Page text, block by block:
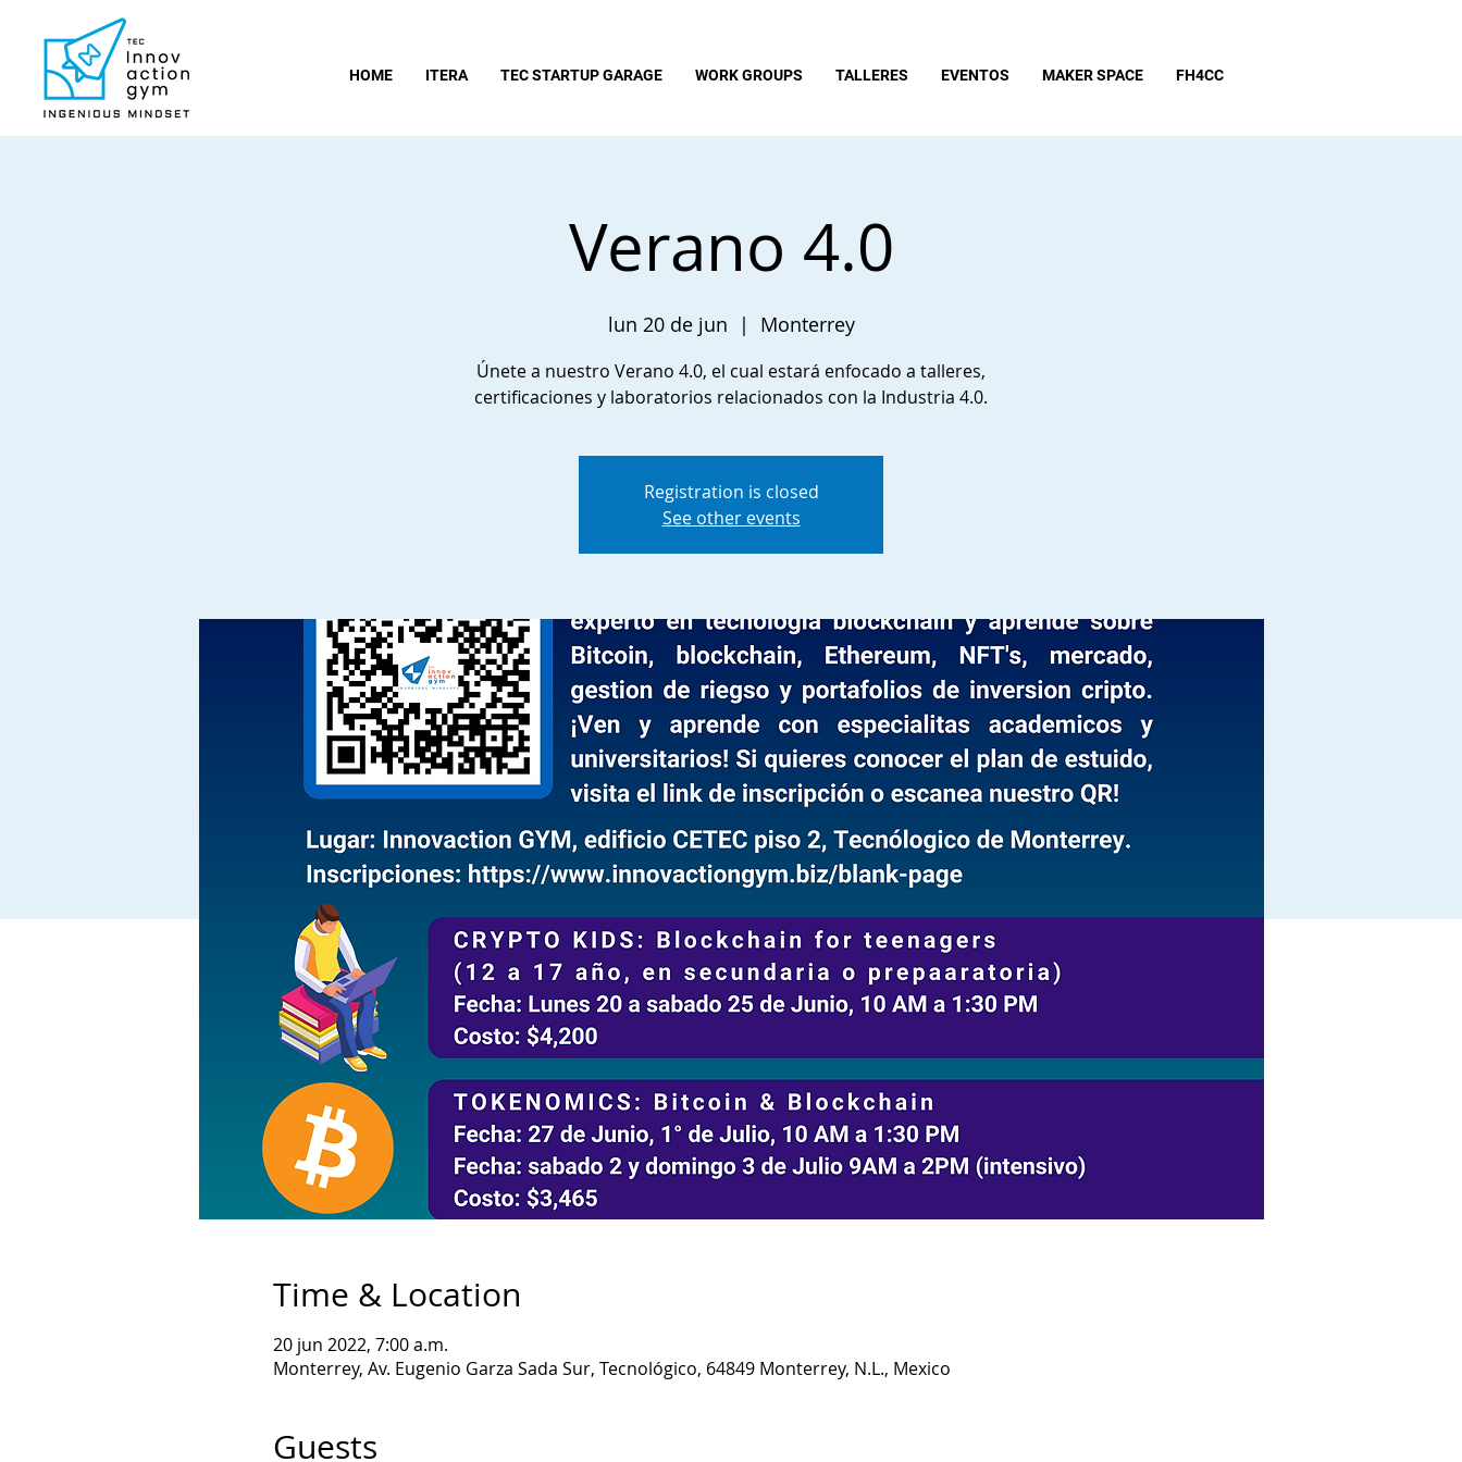
HOME ITERA TEC STARTUP GARAGE WORK GROUPS TALLERES EVENTOS MAKER SPACE FH4CC
Verano 4.0
lun 20 de jun
  |
Monterrey
Únete a nuestro Verano 4.0, el cual estará enfocado a talleres,
certificaciones y laboratorios relacionados con la Industria 4.0.
Registration is closed
See other events
Time & Location
20 jun 2022, 7:00 a.m.
Monterrey, Av. Eugenio Garza Sada Sur, Tecnológico, 64849 Monterrey, N.L., Mexico
Guests